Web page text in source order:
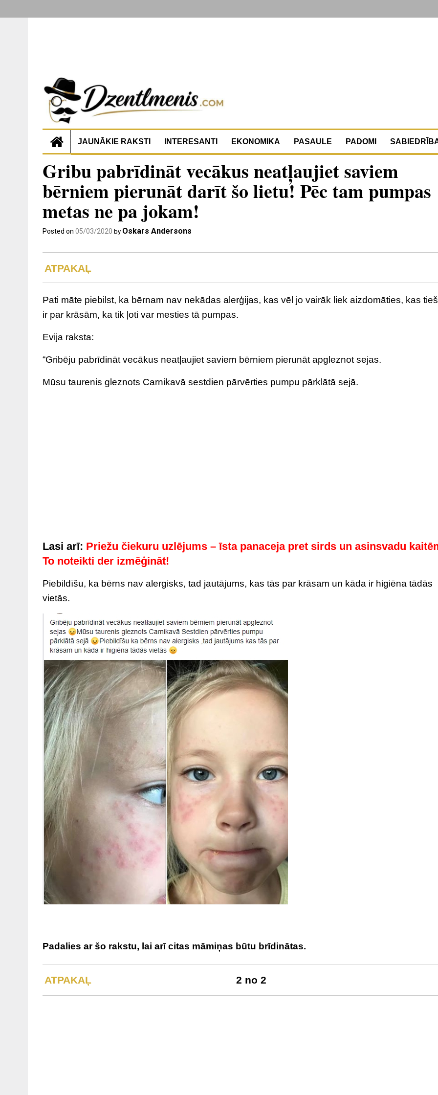
JAUNĀKIE RAKSTI INTERESANTI EKONOMIKA PASAULE PADOMI
Gribu pabrīdināt vecākus neatļaujiet saviem
bērniem pierunāt darīt šo lietu! Pēc tam pumpas
metas ne pa jokam!
Posted on 05/03/2020 by Oskars Andersons
ATPAKAĻ
Pati māte piebilst, ka bērnam nav nekādas alerģijas, kas vēl jo vairāk liek aizdomāties, kas
ir par krāsām, ka tik ļoti var mesties tā pumpas.
Evija raksta:
“Gribēju pabrīdināt vecākus neatļaujiet saviem bērniem pierunāt apgleznot sejas.
Mūsu taurenis gleznots Carnikavā sestdien pārvērties pumpu pārklātā sejā.
Lasi arī: Priežu čiekuru uzlējums – īsta panaceja pret sirds un asinsvadu
To noteikti der izmēģināt!
Piebildīšu, ka bērns nav alergisks, tad jautājums, kas tās par krāsam un kāda ir higiēna tādās
vietās.
Padalies ar šo rakstu, lai arī citas māmiņas būtu brīdinātas.
ATPAKAĻ 2 no 2